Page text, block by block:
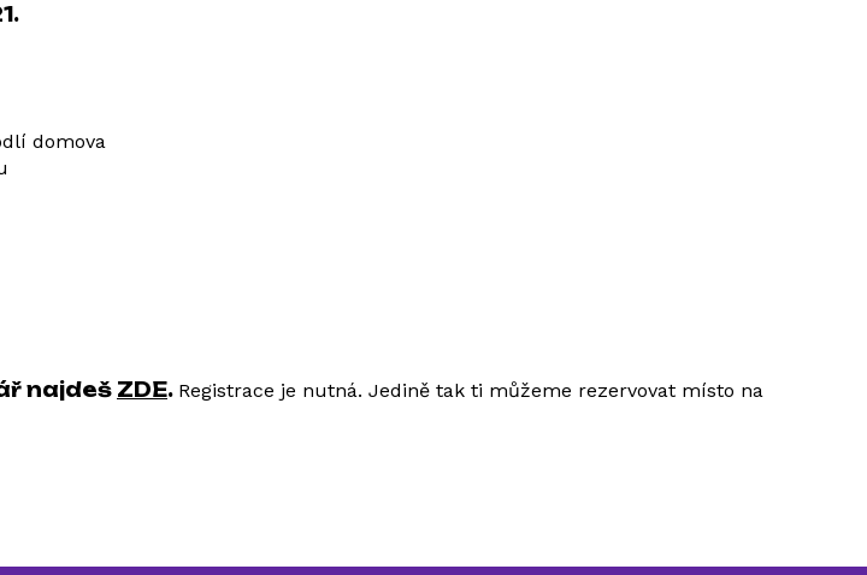
domova
najdeš ZDE. Registrace je nutná. Jedině tak ti můžeme rezervovat místo na